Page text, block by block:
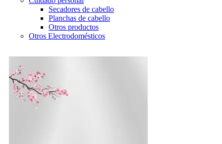
Secadores de cabello
Planchas de cabello
Otros productos
Otros Electrodomésticos